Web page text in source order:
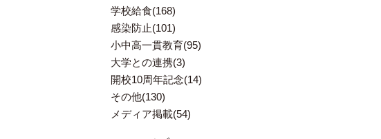
学校給食(168)
感染防止(101)
小中高一貫教育(95)
大学との連携(3)
開校10周年記念(14)
その他(130)
メディア掲載(54)